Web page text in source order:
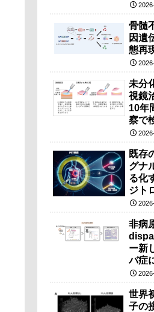
骨髄
因遺
態再
未分
視鏡
10年
察で
治療
既存
グナ
る化
ジト
（
非病
ー新
バ症
解に
世界
子の